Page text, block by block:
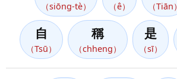
（siōng-tè） （ê） （Tiān）
自
（Tsū）
稱
（chheng）
是
（sī）